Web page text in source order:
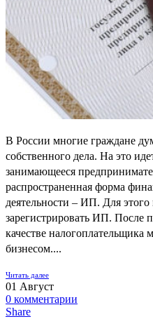
В России многие граждане
собственного дела. На это
занимающееся
распространенная форма
деятельности – ИП. Для
зарегистрировать ИП. После
качестве налогоплательщика
бизнесом....
Читать далее
01 Август
0 комментарии
Share